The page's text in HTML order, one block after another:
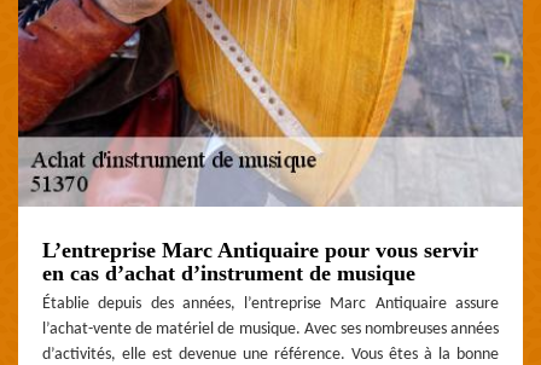
L’entreprise Marc Antiquaire pour vous servir
en cas d’achat d’instrument de musique
Établie depuis des années, l’entreprise Marc Antiquaire assure
l’achat-vente de matériel de musique. Avec ses nombreuses années
d’activités, elle est devenue une référence. Vous êtes à la bonne